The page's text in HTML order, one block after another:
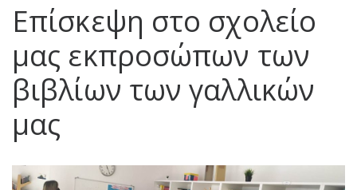
Επίσκεψη στο σχολείο
μας εκπροσώπων των
βιβλίων των γαλλικών
μας